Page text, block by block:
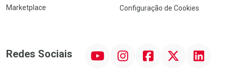
Marketplace
Configuração de Cookies
Redes Sociais InstagramFacebookTwitter Linkedin